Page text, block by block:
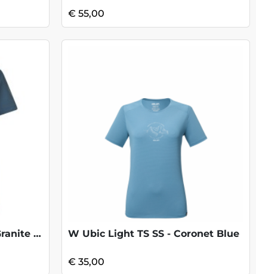
€ 55,00
W Lightning Alpine S/S - Granite Grey W Ubic Light TS SS - Coronet Blue
€ 35,00